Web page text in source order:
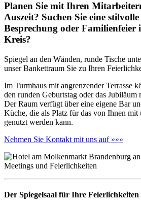
Planen Sie mit Ihren
Auszeit? Suchen Sie eine
Besprechung oder Familienfeier
Kreis?
Spiegel an den Wänden, runde Tische
unser Bankettraum Sie zu Ihren
Im Turmhaus mit angrenzender Terrasse
den runden Geburtstag oder das Jubiläum
Der Raum verfügt über eine eigene Bar
Küche, die als Platz für das von Ihnen mit
genutzt werden kann.
Nehmen Sie Kontakt mit uns auf »»»
Der Spiegelsaal für Ihre Feierlichkeiten